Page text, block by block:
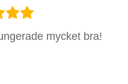
mycket bra!